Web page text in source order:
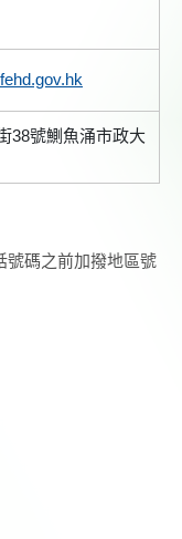
38號鰂魚涌市政大
號碼之前加撥地區號